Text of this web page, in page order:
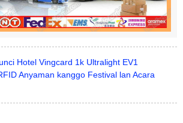
Hotel Vingcard 1k Ultralight EV1
Anyaman kanggo Festival lan Acara